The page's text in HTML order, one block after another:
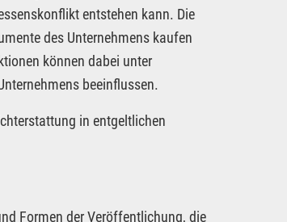
entstehen kann. Die
des Unternehmens kaufen
können dabei unter
beeinflussen.
in entgeltlichen
Formen der Veröffentlichung, die